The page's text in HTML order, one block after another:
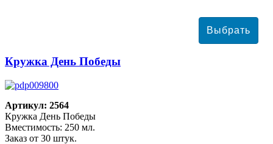
Кружка День Победы
Артикул: 2564
Кружка День Победы
Вместимость: 250 мл.
Заказ от 30 штук.